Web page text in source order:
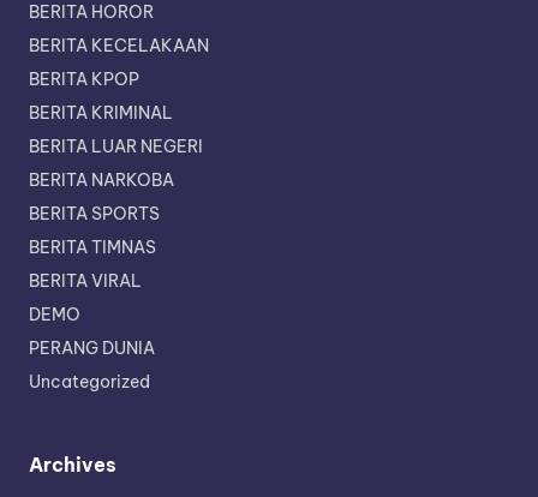
BERITA HOROR
BERITA KECELAKAAN
BERITA KPOP
BERITA KRIMINAL
BERITA LUAR NEGERI
BERITA NARKOBA
BERITA SPORTS
BERITA TIMNAS
BERITA VIRAL
DEMO
PERANG DUNIA
Uncategorized
Archives